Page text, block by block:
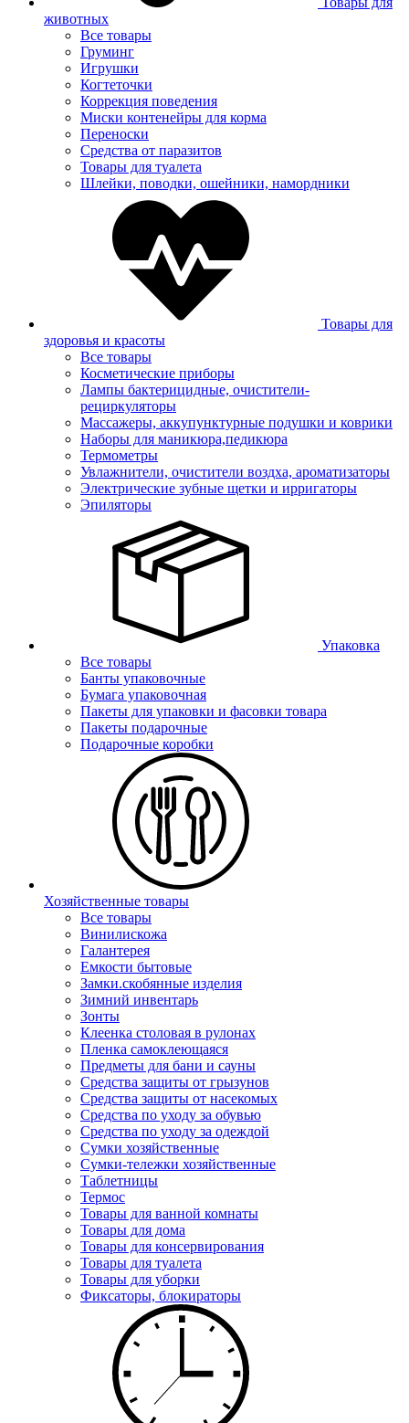
животных
Все товары
Груминг
Игрушки
Когтеточки
Коррекция поведения
Миски контенейры для корма
Переноски
Средства от паразитов
Товары для туалета
Шлейки, поводки, ошейники, намордники
Товары для
здоровья и красоты
Все товары
Косметические приборы
Лампы бактерицидные, очистители-
рециркуляторы
Массажеры, аккупунктурные подушки и коврики
Наборы для маникюра,педикюра
Термометры
Увлажнители, очистители воздха, ароматизаторы
Электрические зубные щетки и ирригаторы
Эпиляторы
Упаковка
Все товары
Банты упаковочные
Бумага упаковочная
Пакеты для упаковки и фасовки товара
Пакеты подарочные
Подарочные коробки
Хозяйственные товары
Все товары
Винилискожа
Галантерея
Емкости бытовые
Замки.скобянные изделия
Зимний инвентарь
Зонты
Клеенка столовая в рулонах
Пленка самоклеющаяся
Предметы для бани и сауны
Средства защиты от грызунов
Средства защиты от насекомых
Средства по уходу за обувью
Средства по уходу за одеждой
Сумки хозяйственные
Сумки-тележки хозяйственные
Таблетницы
Термос
Товары для ванной комнаты
Товары для дома
Товары для консервирования
Товары для туалета
Товары для уборки
Фиксаторы, блокираторы